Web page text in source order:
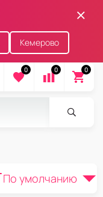
Кемерово
0 0 0
По умолчанию